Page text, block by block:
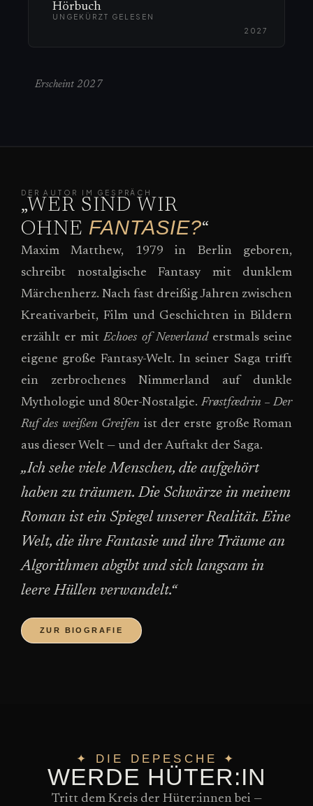
Hörbuch
UNGEKÜRZT GELESEN
2027
Erscheint 2027
DER AUTOR IM GESPRÄCH
„WER SIND WIR
OHNE FANTASIE?“
Maxim Matthew, 1979 in Berlin geboren,
schreibt nostalgische Fantasy mit dunklem
Märchenherz. Nach fast dreißig Jahren zwischen
Kreativarbeit, Film und Geschichten in Bildern
erzählt er mitEchoes of Neverlanderstmals seine
eigene große Fantasy-Welt. In seiner Saga trifft
ein zerbrochenes Nimmerland auf dunkle
Mythologie und 80er-Nostalgie. Frøstfædrin – Der
Ruf des weißen Greifen ist der erste große Roman
aus dieser Welt — und der Auftakt der Saga.
„Ich sehe viele Menschen, die aufgehört
haben zu träumen. Die Schwärze in meinem
Roman ist ein Spiegel unserer Realität. Eine
Welt, die ihre Fantasie und ihre Träume an
Algorithmen abgibt und sich langsam in
leere Hüllen verwandelt.“
ZUR BIOGRAFIE
✦ DIE DEPESCHE ✦
WERDE HÜTER:IN
Tritt dem Kreis der Hüter:innen bei —